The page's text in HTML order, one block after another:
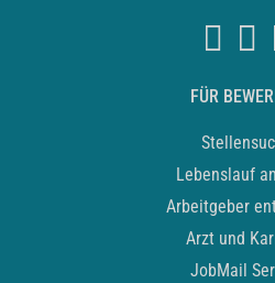
FÜR
Lebenslauf
Arbeitgeber
Arzt und
JobMail